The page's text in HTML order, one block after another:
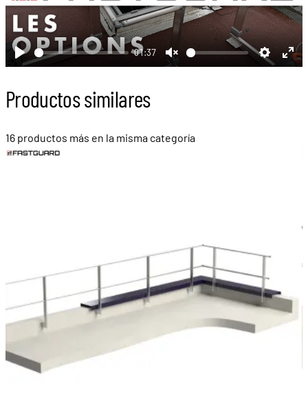
Play
01:37
Unmute Settings
Productos similares
16 productos más en la misma categoría